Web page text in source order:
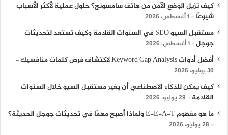
كيف تزيل الوضع الآمن من هاتف سامسونج؟ حلول عملية لأكثر الأسباب
شيوعًا
1 أغسطس، 2026
مستقبل السيو SEO في السنوات القادمة وكيف تستعد لتحديثات
جوجل 1 أغسطس، 2026
أفضل أدوات Keyword Gap Analysis لاكتشاف فرص كلمات منافسيك
30 يوليو، 2026
كيف يمكن للذكاء الاصطناعي أن يغير مستقبل السيو خلال السنوات
القادمة
29 يوليو، 2026
ما هو مفهوم E-E-A-T ولماذا أصبح مهمًا في تحديثات جوجل الحديثة؟
28 يوليو، 2026